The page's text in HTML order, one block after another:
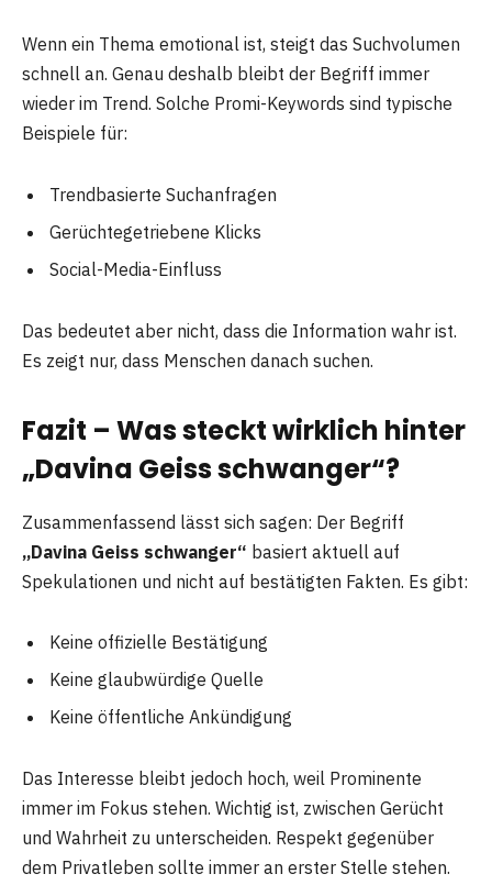
Wenn ein Thema emotional ist, steigt das Suchvolumen
schnell an. Genau deshalb bleibt der Begriff immer
wieder im Trend. Solche Promi-Keywords sind typische
Beispiele für:
Trendbasierte Suchanfragen
Gerüchtegetriebene Klicks
Social-Media-Einfluss
Das bedeutet aber nicht, dass die Information wahr ist.
Es zeigt nur, dass Menschen danach suchen.
Fazit – Was steckt wirklich hinter
„Davina Geiss schwanger“?
Zusammenfassend lässt sich sagen: Der Begriff
„Davina Geiss schwanger“ basiert aktuell auf
Spekulationen und nicht auf bestätigten Fakten. Es gibt:
Keine offizielle Bestätigung
Keine glaubwürdige Quelle
Keine öffentliche Ankündigung
Das Interesse bleibt jedoch hoch, weil Prominente
immer im Fokus stehen. Wichtig ist, zwischen Gerücht
und Wahrheit zu unterscheiden. Respekt gegenüber
dem Privatleben sollte immer an erster Stelle stehen.